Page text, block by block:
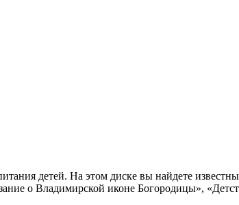
детей. На этом диске вы найдете
о Владимирской иконе Богородицы»,